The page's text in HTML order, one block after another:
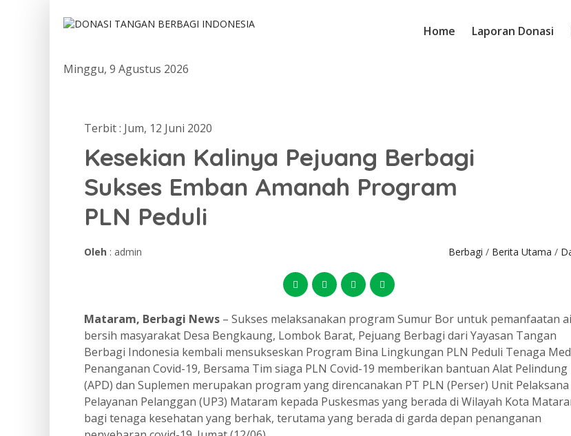
Home Laporan Donasi
Minggu, 9 Agustus 2026
Terbit : Jum, 12 Juni 2020
Kesekian Kalinya Pejuang Berbagi
Sukses Emban Amanah Program
PLN Peduli
Oleh : admin Berbagi / Berita Utama /
Mataram, Berbagi News – Sukses melaksanakan program Sumur Bor untuk pemanfaatan
bersih masyarakat Desa Bengkaung, Lombok Barat, Pejuang Berbagi dari Yayasan Tangan
Berbagi Indonesia kembali mensukseskan Program Bina Lingkungan PLN Peduli Tenaga
Penanganan Covid-19, Bersama Tim siaga PLN Covid-19 memberikan bantuan Alat Pelindung
(APD) dan Suplemen merupakan program yang direncanakan PT PLN (Perser) Unit Pelaksana
Pelayanan Pelanggan (UP3) Mataram kepada Puskesmas yang berada di Wilayah Kota
bagi tenaga kesehatan yang berhak, terutama yang berada di garda depan penanganan